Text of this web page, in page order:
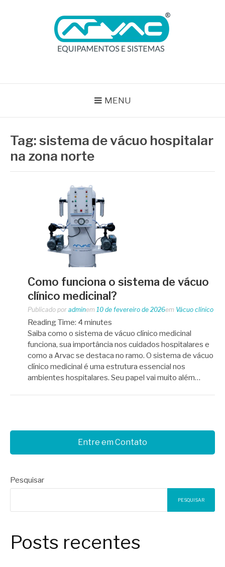
MENU
Tag:sistema de vácuo hospitalar
na zona norte
Como funciona o sistema de vácuo
clínico medicinal?
Publicado por adminem 10 de fevereiro de 2026em Vácuo clínico
Reading Time: 4 minutes
Saiba como o sistema de vácuo clínico medicinal
funciona, sua importância nos cuidados hospitalares e
como a Arvac se destaca no ramo. O sistema de vácuo
clínico medicinal é uma estrutura essencial nos
ambientes hospitalares. Seu papel vai muito além…
Entre em Contato
Pesquisar
PESQUISAR
Posts recentes